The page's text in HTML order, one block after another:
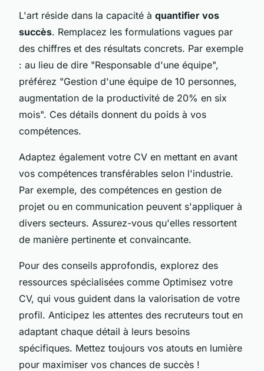
L'art réside dans la capacité à quantifier vos
succès. Remplacez les formulations vagues par
des chiffres et des résultats concrets. Par exemple
: au lieu de dire "Responsable d'une équipe",
préférez "Gestion d'une équipe de 10 personnes,
augmentation de la productivité de 20% en six
mois". Ces détails donnent du poids à vos
compétences.
Adaptez également votre CV en mettant en avant
vos compétences transférables selon l'industrie.
Par exemple, des compétences en gestion de
projet ou en communication peuvent s'appliquer à
divers secteurs. Assurez-vous qu'elles ressortent
de manière pertinente et convaincante.
Pour des conseils approfondis, explorez des
ressources spécialisées comme Optimisez votre
CV, qui vous guident dans la valorisation de votre
profil. Anticipez les attentes des recruteurs tout en
adaptant chaque détail à leurs besoins
spécifiques. Mettez toujours vos atouts en lumière
pour maximiser vos chances de succès !